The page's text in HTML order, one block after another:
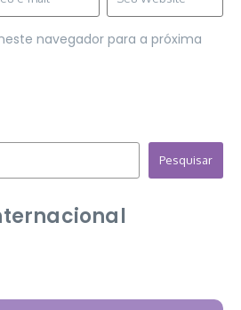
navegador para a próxima
Pesquisar